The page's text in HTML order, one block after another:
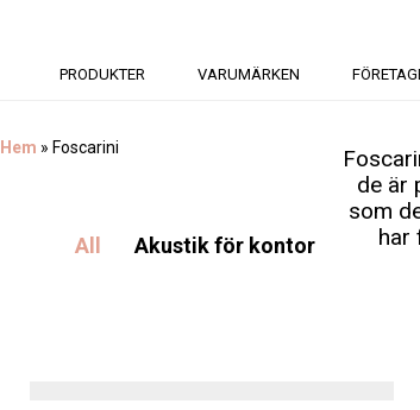
PRODUKTER VARUMÄRKEN
de är
som
har
Hem » Foscarini
All Akustik för kontor och